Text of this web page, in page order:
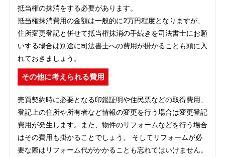
抵当権の抹消をする必要があります。
抵当権抹消費用の金額は一般的に2万円程度となりますが、
住所変更登記と併せて抵当権抹消の手続きを司法書士にお願
いする場合は別途に司法書士への費用が掛かることも頭に入
れておきましょう。
その他に考えられる費用
売買契約時に必要となる印鑑証明や住民票などの取得費用、
登記上の住所や所有者など情報の変更を行う場合は変更登記
費用が発生します。また、物件のリフォームなどを行う場合
はその費用も掛かることでしょう。 そしてリフォームが必
要な際はリフォーム代がかかることも忘れてはいけません。